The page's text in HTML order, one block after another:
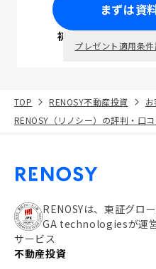
まずは資
初回面談で
プレゼント適用条件
TOP RENOSY不動産投資
RENOSY（リノシー）の評判・口コ
RENOSYは、東証グロ
GA technologiesが運営
サービス
不動産投資